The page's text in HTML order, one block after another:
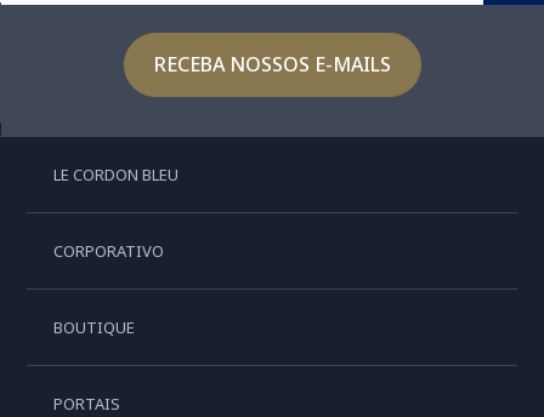
RECEBA NOSSOS E-MAILS
LE CORDON BLEU
CORPORATIVO
BOUTIQUE
PORTAIS